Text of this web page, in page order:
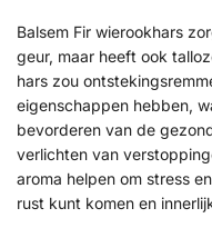
Balsem Fir wierookhars
geur, maar heeft ook
hars zou
eigenschappen hebben,
bevorderen van de
verlichten van
aroma helpen om stress
rust kunt komen en